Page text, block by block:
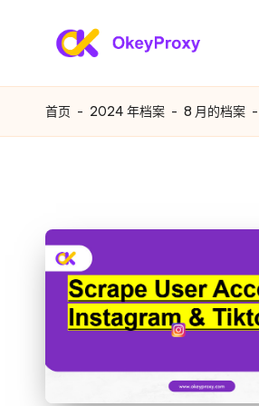
满
足
种
需
求
的
功
能
HTTP(S)/SOCKS5
住
关
首页 - 2024 年档案 - 8 月的档案 -